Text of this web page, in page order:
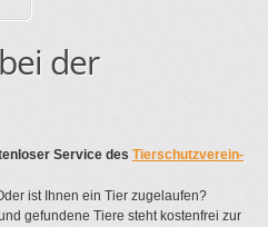
bei der
Service des Tierschutzverein-
ist Ihnen ein Tier zugelaufen?
gefundene Tiere steht kostenfrei zur